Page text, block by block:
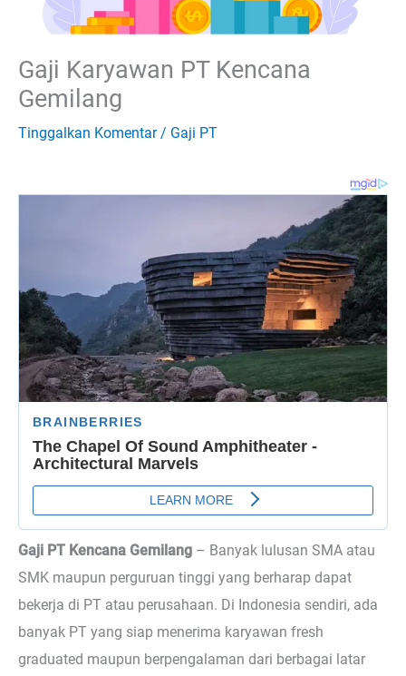
Gaji Karyawan PT Kencana
Gemilang
Tinggalkan Komentar / Gaji PT
Gaji PT Kencana Gemilang – Banyak lulusan SMA atau
SMK maupun perguruan tinggi yang berharap dapat
bekerja di PT atau perusahaan. Di Indonesia sendiri, ada
banyak PT yang siap menerima karyawan fresh
graduated maupun berpengalaman dari berbagai latar